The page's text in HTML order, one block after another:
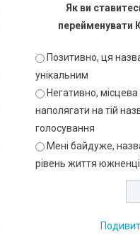
Як ви
перейменувати
Позитивно, ця
унікальним
Негативно,
наполягати на тій
голосування
Мені байдуже,
рівень життя